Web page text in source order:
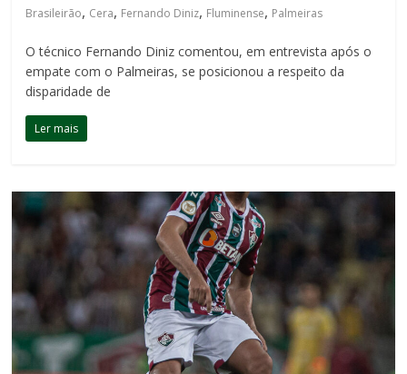
Brasileirão, Cera, Fernando Diniz, Fluminense, Palmeiras
O técnico Fernando Diniz comentou, em entrevista após o
empate com o Palmeiras, se posicionou a respeito da
disparidade de
Ler mais